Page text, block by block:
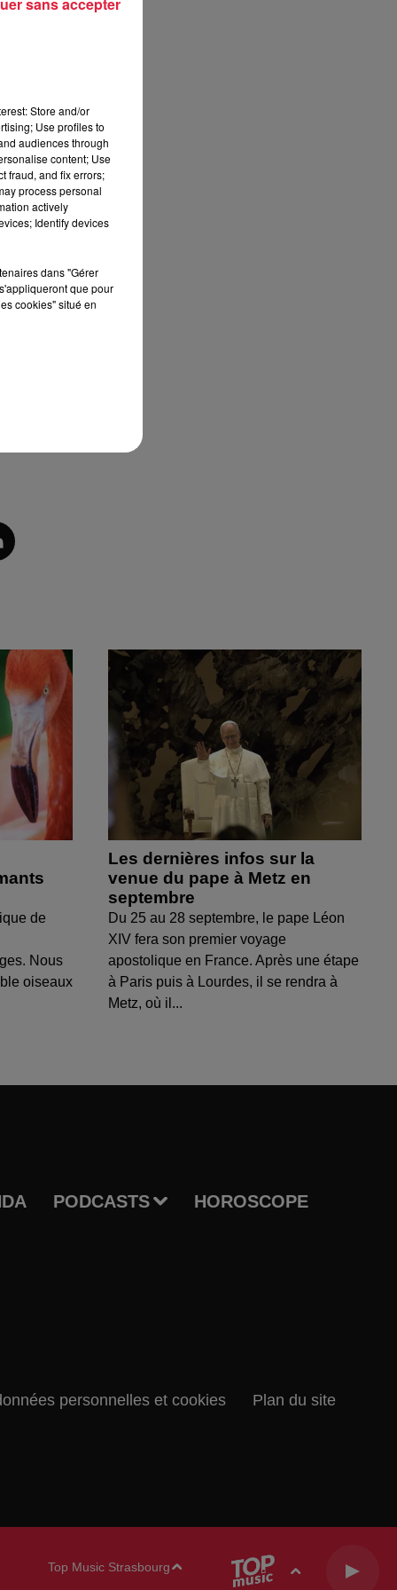
de
Nous
oiseaux
Les dernières infos sur la
venue du pape à Metz en
septembre
Du 25 au 28 septembre, le pape Léon
XIV fera son premier voyage
apostolique en France. Après une étape
à Paris puis à Lourdes, il se rendra à
Metz, où il...
PODCASTS HOROSCOPE
Top Music Strasbourg
personnelles et cookies Plan du site
Store and/or
Use profiles to
audiences through
content; Use
fraud, and fix errors;
process personal
actively
Identify devices
dans "Gérer
que pour
cookies" situé en